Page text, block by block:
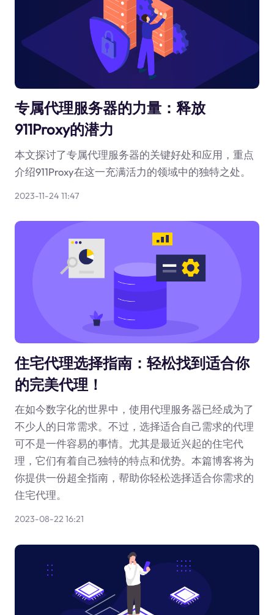
专属代理服务器的力量：释放
911Proxy的潜力
本文探讨了专属代理服务器的关键好处和应用，重点
介绍911Proxy在这一充满活力的领域中的独特之处。
2023-11-24 11:47
住宅代理选择指南：轻松找到适合你
的完美代理！
在如今数字化的世界中，使用代理服务器已经成为了
不少人的日常需求。不过，选择适合自己需求的代理
可不是一件容易的事情。尤其是最近兴起的住宅代
理，它们有着自己独特的特点和优势。本篇博客将为
你提供一份超全指南，帮助你轻松选择适合你需求的
住宅代理。
2023-08-22 16:21